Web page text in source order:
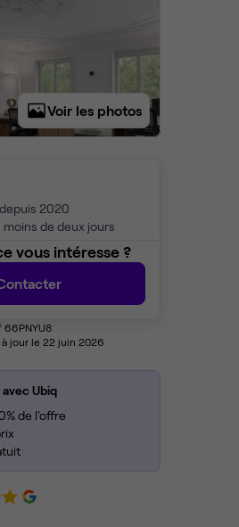
Voir les photos
2020
moins de deux jours
vous intéresse ?
66PNYU8
jour le 22 juin 2026
Ubiq
de l'offre